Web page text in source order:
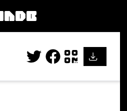
Facebook
QR